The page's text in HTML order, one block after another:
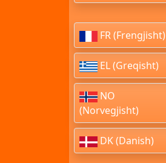
FR (Frengjisht)
EL (Greqisht)
NO
(Norvegjisht)
DK (Danish)